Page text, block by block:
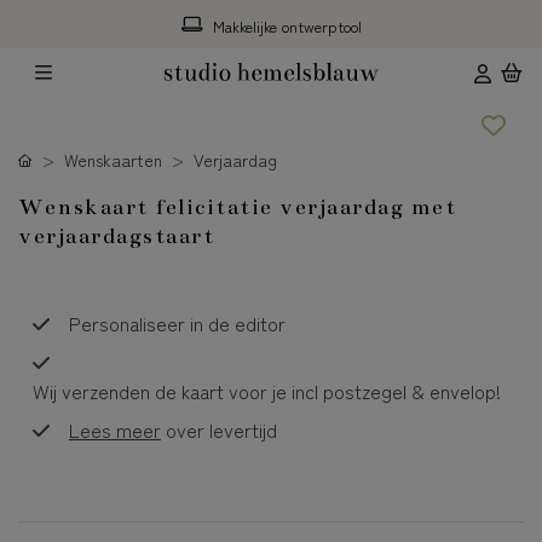
Makkelijke ontwerptool
Wenskaarten Verjaardag
Wenskaart felicitatie verjaardag met
verjaardagstaart
Personaliseer in de editor
Wij verzenden de kaart voor je incl postzegel & envelop!
Lees meer over levertijd